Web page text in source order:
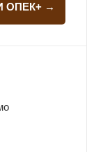
ОПЕК+ →